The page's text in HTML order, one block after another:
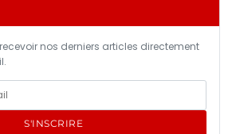
nos derniers articles directement
S'INSCRIRE